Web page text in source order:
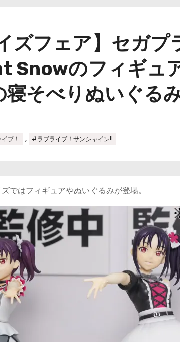
ズフェア】セガ
Snowのフィギュ
寝そべりぬいぐる
ブ！ , #ラブライブ！サンシャイン!!
ではフィギュアやぬいぐるみが登場。